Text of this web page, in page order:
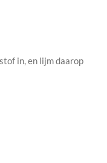
in, en lijm daarop